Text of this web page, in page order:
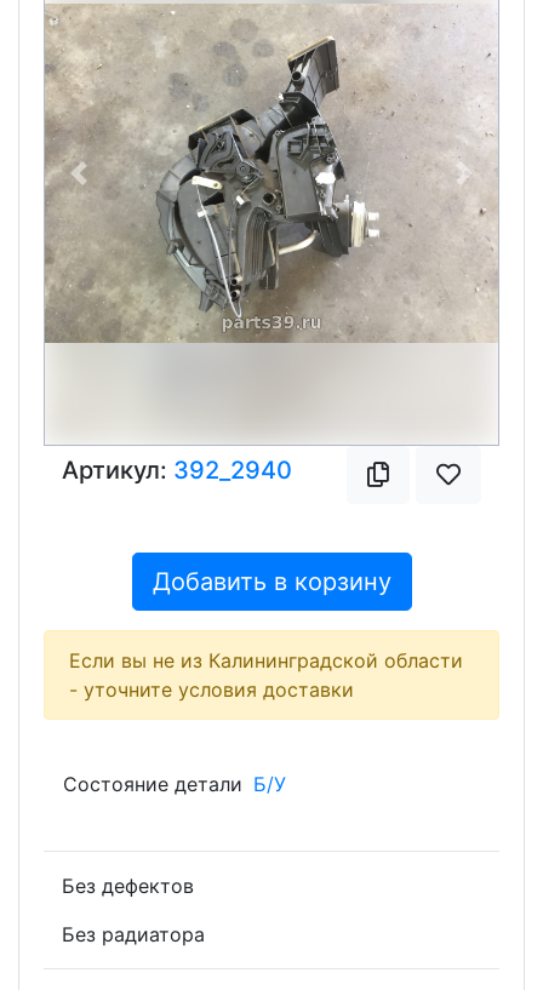
Previous Next
Артикул: 392_2940
Добавить в корзину
Если вы не из Калининградской области
- уточните условия доставки
Состояние детали Б/У
Без дефектов
Без радиатора